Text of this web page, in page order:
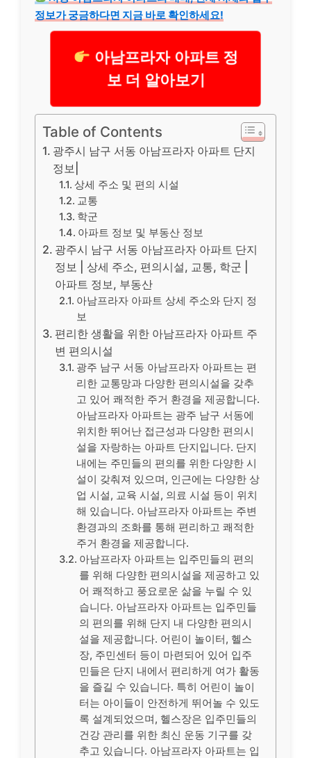
정보가 궁금하다면 지금 바로 확인하세요!
아남프라자 아파트 정
보 더 알아보기
Table of Contents
광주시 남구 서동 아남프라자 아파트 단지
정보|
상세 주소 및 편의 시설
교통
학군
아파트 정보 및 부동산 정보
광주시 남구 서동 아남프라자 아파트 단지
정보 | 상세 주소, 편의시설, 교통, 학군 |
아파트 정보, 부동산
아남프라자 아파트 상세 주소와 단지 정
보
편리한 생활을 위한 아남프라자 아파트 주
변 편의시설
광주 남구 서동 아남프라자 아파트는 편
리한 교통망과 다양한 편의시설을 갖추
고 있어 쾌적한 주거 환경을 제공합니다.
아남프라자 아파트는 광주 남구 서동에
위치한 뛰어난 접근성과 다양한 편의시
설을 자랑하는 아파트 단지입니다. 단지
내에는 주민들의 편의를 위한 다양한 시
설이 갖춰져 있으며, 인근에는 다양한 상
업 시설, 교육 시설, 의료 시설 등이 위치
해 있습니다. 아남프라자 아파트는 주변
환경과의 조화를 통해 편리하고 쾌적한
주거 환경을 제공합니다.
아남프라자 아파트는 입주민들의 편의
를 위해 다양한 편의시설을 제공하고 있
어 쾌적하고 풍요로운 삶을 누릴 수 있
습니다. 아남프라자 아파트는 입주민들
의 편의를 위해 단지 내 다양한 편의시
설을 제공합니다. 어린이 놀이터, 헬스
장, 주민센터 등이 마련되어 있어 입주
민들은 단지 내에서 편리하게 여가 활동
을 즐길 수 있습니다. 특히 어린이 놀이
터는 아이들이 안전하게 뛰어놀 수 있도
록 설계되었으며, 헬스장은 입주민들의
건강 관리를 위한 최신 운동 기구를 갖
추고 있습니다. 아남프라자 아파트는 입